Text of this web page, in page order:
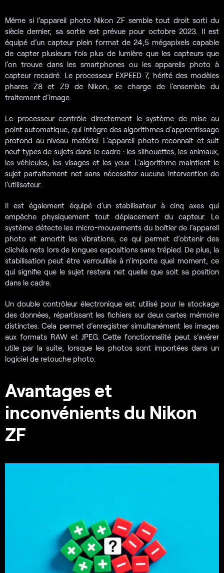
Même si l’appareil photo Nikon ZF semble tout droit sorti du
siècle dernier, sa sortie est prévue pour octobre 2023. Il est
équipé d’un capteur plein format de 24,5 mégapixels capable
de capter plusieurs fois plus de lumière que les capteurs que
l’on trouve dans les smartphones ou les appareils photo à
capteur recadré. Le processeur EXPEED 7, hérité des modèles
phares Z8 et Z9 de Nikon, se charge de l’ensemble du
traitement d’image.
Le processeur contrôle directement le système de mise au
point automatique, qui intègre des algorithmes d’apprentissage
profond au niveau matériel. L’appareil photo reconnaît et suit
neuf types de sujets dans le cadre : les silhouettes, les animaux,
les véhicules, les visages et les yeux. L’algorithme maintient le
sujet parfaitement net sans nécessiter aucune intervention de
l’utilisateur.
Il est également équipé d’un stabilisateur à cinq axes qui
empêche physiquement tout déplacement du capteur. Le
système détecte les micro-mouvements du boîtier de l’appareil
photo et amortit les vibrations, ce qui permet d’obtenir des
clichés nets lors de longues expositions sans trépied. De plus, la
stabilisation peut être verrouillée à n’importe quel moment, ce
qui signifie que le sujet restera net quelle que soit sa position
dans le cadre.
Un double contrôleur électronique est utilisé pour le stockage
des données, répartissant les fichiers sur deux cartes mémoire
distinctes. Cela permet d’enregistrer simultanément les images
aux formats RAW et JPEG. Cette fonctionnalité peut s’avérer
utile par la suite, lorsque les photos sont importées dans un
logiciel de retouche photo.
Avantages et
inconvénients du Nikon
ZF